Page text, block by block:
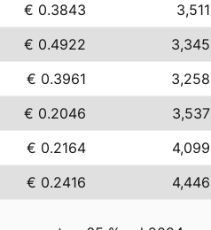
€ 0.3843
3,511
€ 0.4922
3,345
€ 0.3961
3,258
€ 0.2046
3,537
€ 0.2164
4,099
€ 0.2416 4,446